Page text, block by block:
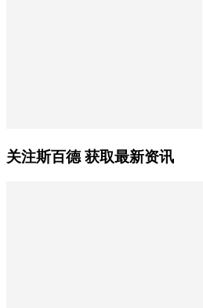
关注斯百德 获取最新资讯